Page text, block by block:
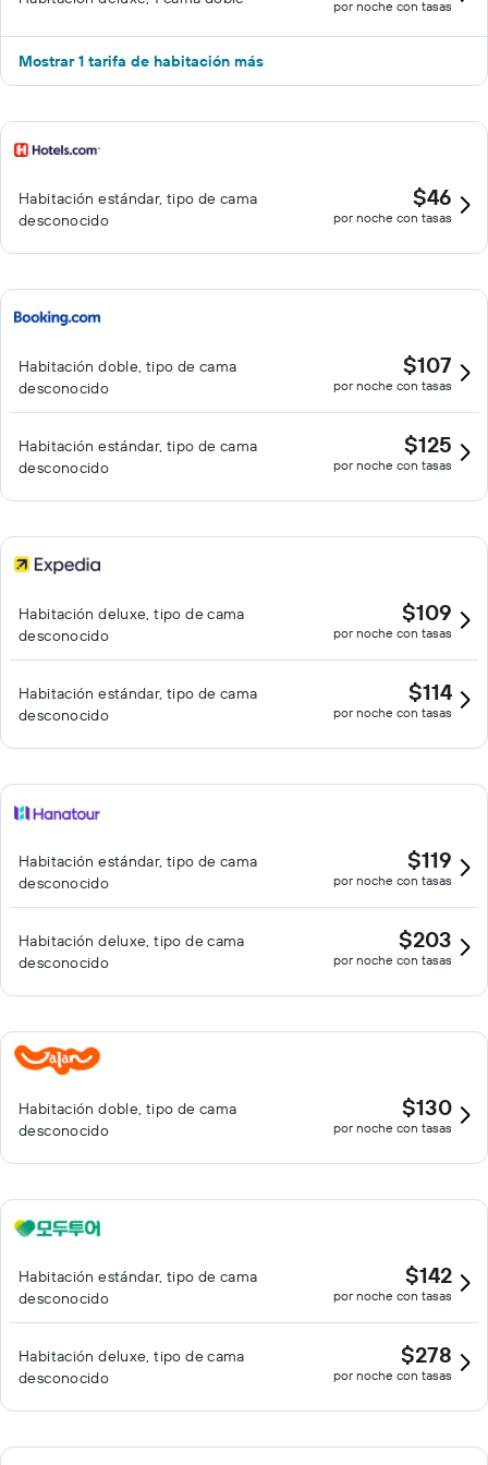
por noche con tasas
Mostrar 1 tarifa de habitación más
Habitación estándar, tipo de cama
desconocido
$46
por noche con tasas
Habitación doble, tipo de cama
desconocido
$107
por noche con tasas
Habitación estándar, tipo de cama
desconocido
$125
por noche con tasas
Habitación deluxe, tipo de cama
desconocido
$109
por noche con tasas
Habitación estándar, tipo de cama
desconocido
$114
por noche con tasas
Habitación estándar, tipo de cama
desconocido
$119
por noche con tasas
Habitación deluxe, tipo de cama
desconocido
$203
por noche con tasas
Habitación doble, tipo de cama
desconocido
$130
por noche con tasas
Habitación estándar, tipo de cama
desconocido
$142
por noche con tasas
Habitación deluxe, tipo de cama
desconocido
$278
por noche con tasas